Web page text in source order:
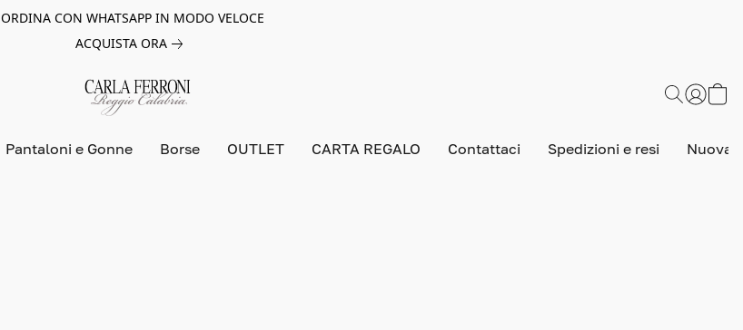
ORDINA CON WHATSAPP IN MODO VELOCE
ACQUISTA ORA
Pantaloni e Gonne Borse OUTLET CARTA REGALO Contattaci Spedizioni e resi Nuova